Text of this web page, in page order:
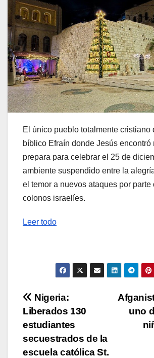
El único pueblo totalmente cristiano
bíblico Efraín donde Jesús encontró
prepara para celebrar el 25 de
ambiente suspendido entre la
el temor a nuevos ataques por parte
colonos israelíes.
Leer todo
Navegación
de
entradas
uno
Nigeria:
Liberados 130
estudiantes
secuestrados de la
escuela católica St.